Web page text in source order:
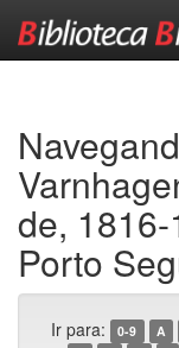
de,
Porto
Ir para: 0-9 A